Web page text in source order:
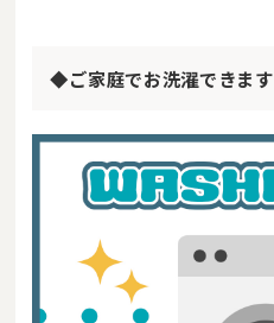
◆ご家庭でお洗濯できます